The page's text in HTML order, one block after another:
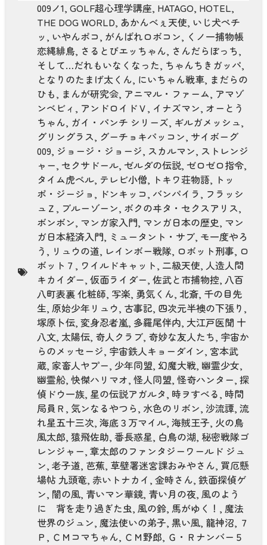
009ノ1, GOLF超心理学講座, HATAGO, HOTEL,
THE DOG WORLD, あかんべぇ天使, いじ犬ペチ
ッ , いやんポコ, がんばれロボコン, くノ一捕物帳
恋縄緋鳥, さるとびエッちゃん, さんだらぼっち,
そして…だれもいなくなった, ちゃんちきガッパ,
となりのたまげ太くん, にいちゃん戦車, まだらの
ひも, まんが研究会, アニマル・ファーム, アマゾ
ンベビィ , アンドロイドＶ, イナズマン, オーとう
ちゃん, ガイ・パンチ シリーズ, ギルガメッシュ,
グリングラス, グーチョキパッコン, サイボーグ
009, ジョージ・ジョージ, スカルマン, ストレンジ
ャー, セクサドール, ゼルダの伝説, ゼロゼロ指令,
タイム虎ベル, テレビ小僧, トキワ荘物語, トッ
ポ・ジージョ , ドンキッコ, バンパイラ, フラッシ
ュＺ , ブルーゾーン, ボクのヰタ・セクスアリス,
ボンボン, マンガ家入門, マンガ日本の歴史, マン
ガ日本経済入門, ミュータント・サブ, モ一度やろ
う , リュウの道, レインボー戦隊, ロボット刑事, ロ
ボット７ , ワイルドキャット, 二級天使, 人造人間
キカイダー, 仮面ライダー, 佐武と市捕物控, 八百
八町表裏 化粧師, 写楽, 勇気くん, 北斎, 千の目先
生, 原始少年リュウ, 古事記, 四次元半襖の下張り ,
塚原卜伝, 変身忍者嵐, 多羅尾伴内, 大江戸医聞 十
八文, 太陽伝, 奇人クラブ, 奇妙な友人たち, 宇宙か
らのメッセージ, 宇宙鉄人キョーダイン, 宮本武
蔵, 家畜人ヤプー, 少年同盟, 幻魔大戦, 幽霊少女,
幽霊船, 快傑ハリマオ, 怪人同盟, 怪奇ハンター, 探
偵ドウ一族, 星の伝説アガルタ, 時ヲすべる, 時間
局員Ｒ , 気ンなるやつら, 水色のリボン, 沙流譚, 流
れ星五十三次, 海底３万マイル, 海賊王子, 火の鳥
風太郎, 猿飛佐助, 番長惑星, 白鳥の湖, 秘密戦隊ゴ
レンジャー, 章太郎のファンタジーワールド ジュ
ン, 老子道, 芭蕉, 草壁署迷宮課おみやさん, 買厄懸
場帖 九頭竜, 赤いトナカイ , 金時さん, 鉄面探偵ゲ
ン, 闇の風, 青いマン華鏡, 青い月の夜, 風のよう
に 背を走り過ぎた虫, 風の鈴, 馬がゆく！ , 魔法
世界のジュン, 魔法使いの弟子, 黒い風, 龍神沼, ７
Ｐ , ＣＭコマちゃん, ＣＭ野郎, Ｇ・Ｒナンバー５